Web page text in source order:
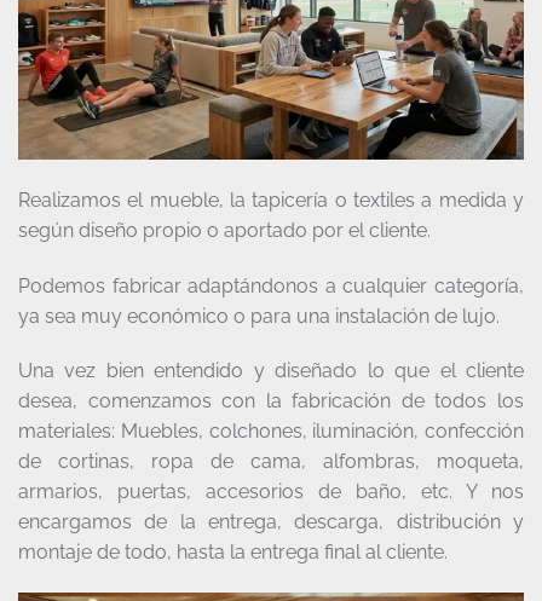
Realizamos el mueble, la tapicería o textiles a medida y
según diseño propio o aportado por el cliente.
Podemos fabricar adaptándonos a cualquier categoría,
ya sea muy económico o para una instalación de lujo.
Una vez bien entendido y diseñado lo que el cliente
desea, comenzamos con la fabricación de todos los
materiales: Muebles, colchones, iluminación, confección
de cortinas, ropa de cama, alfombras, moqueta,
armarios, puertas, accesorios de baño, etc. Y nos
encargamos de la entrega, descarga, distribución y
montaje de todo, hasta la entrega final al cliente.